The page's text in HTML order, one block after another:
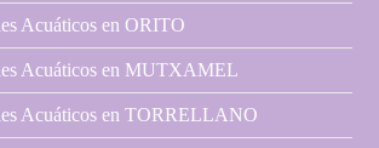
Acuáticos en ORITO
Acuáticos en MUTXAMEL
Acuáticos en TORRELLANO